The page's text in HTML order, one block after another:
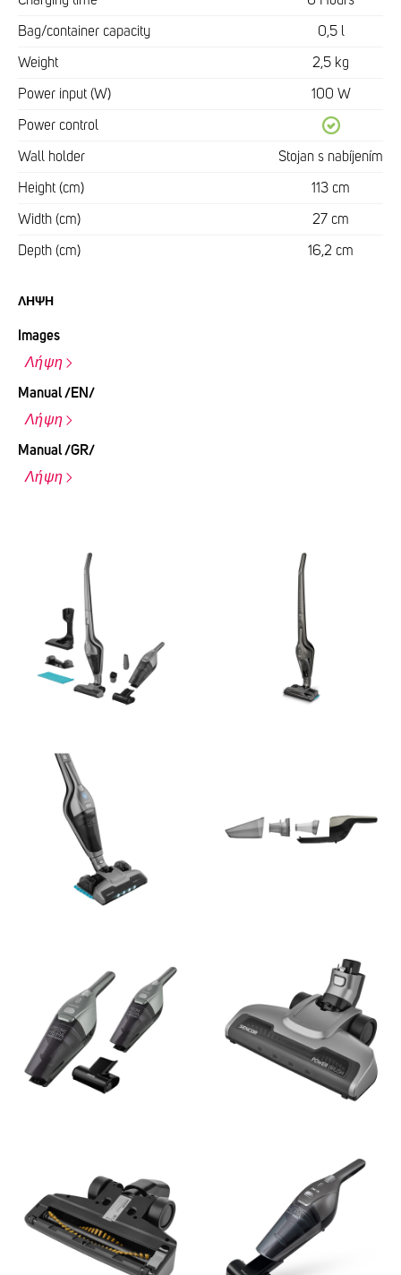
Bag/container capacity 0,5 l
Weight 2,5 kg
Power input (W) 100 W
Power control
Wall holder Stojan s nabíjením
Height (cm) 113 cm
Width (cm) 27 cm
Depth (cm) 16,2 cm
ΛΉΨΗ
Images
Λήψη
Manual /EN/
Λήψη
Manual /GR/
Λήψη